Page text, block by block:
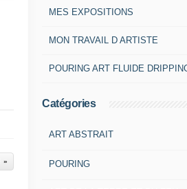
MES EXPOSITIONS
MON TRAVAIL D ARTISTE
POURING ART FLUIDE
Catégories
ART ABSTRAIT
POURING